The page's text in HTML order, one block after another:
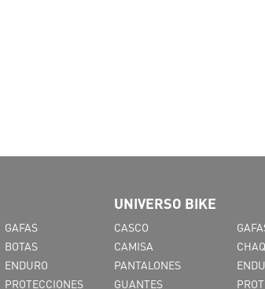
GAFAS
BOTAS
ENDURO
PROTECCIONES
UNIVERSO BIKE
CASCO
CAMISA
PANTALONES
GUANTES